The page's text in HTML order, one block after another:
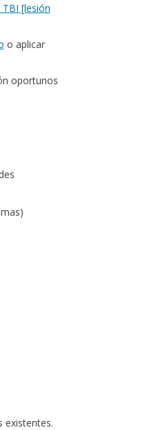
[lesión
o aplicar
oportunos
existentes.